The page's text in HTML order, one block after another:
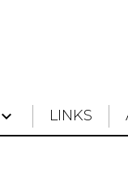
keyboard_arrow_down LINKS